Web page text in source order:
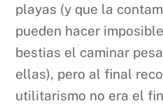
playas (y que la
pueden hacer
bestias el caminar
ellas), pero al final
utilitarismo no era el